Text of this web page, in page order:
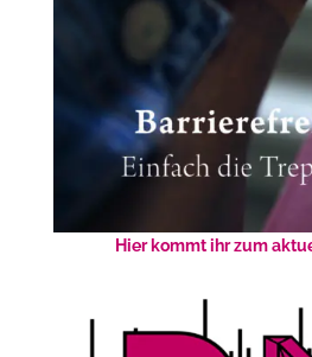
Hier kommt ihr zum